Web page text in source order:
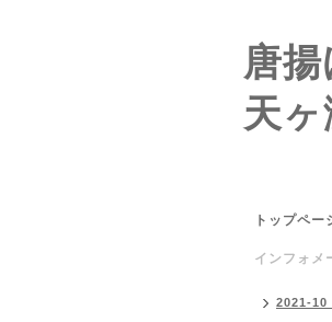
唐
天ヶ
トップペー
インフォメ
2021-10